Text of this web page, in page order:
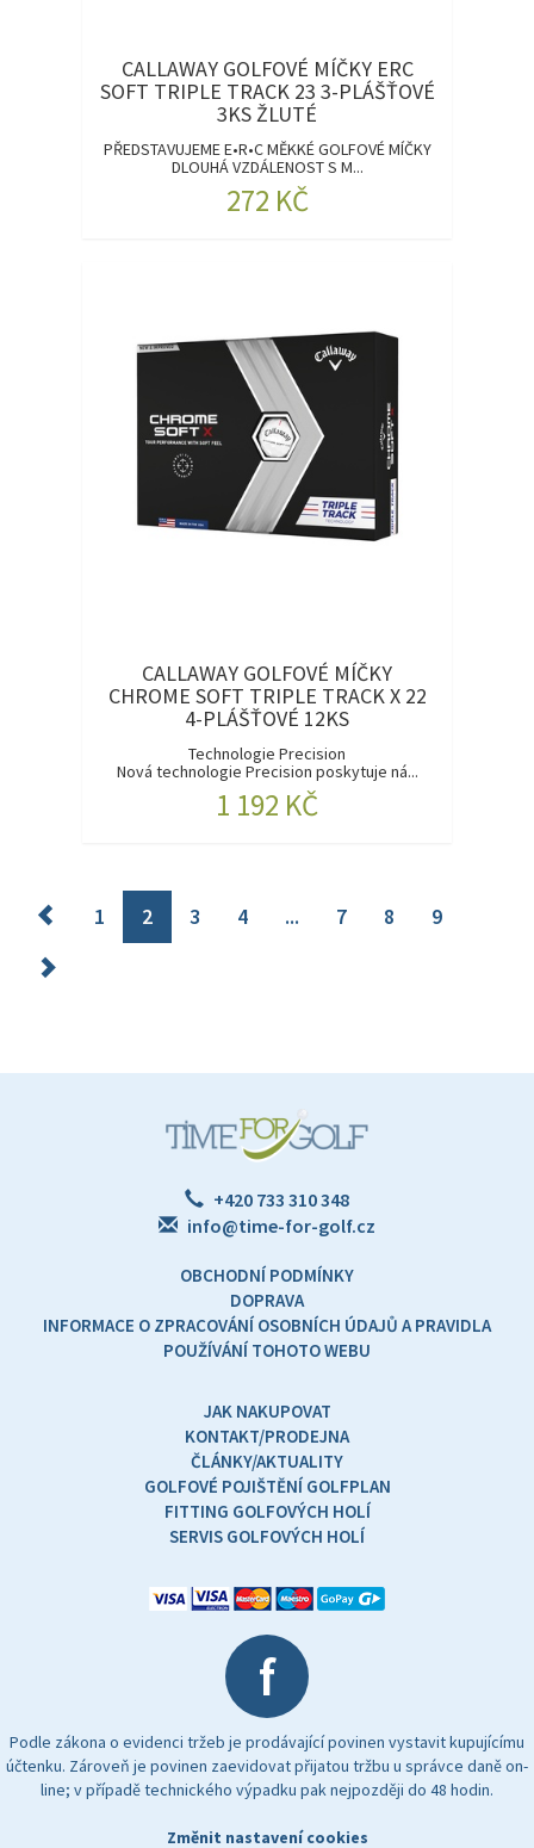
CALLAWAY GOLFOVÉ MÍČKY ERC
SOFT TRIPLE TRACK 23 3-PLÁŠŤOVÉ
3KS ŽLUTÉ
PŘEDSTAVUJEME E•R•C MĚKKÉ GOLFOVÉ MÍČKY
DLOUHÁ VZDÁLENOST S M...
272 KČ
CALLAWAY GOLFOVÉ MÍČKY
CHROME SOFT TRIPLE TRACK X 22
4-PLÁŠŤOVÉ 12KS
Technologie Precision
Nová technologie Precision poskytuje ná...
1 192 KČ
1 2 3 4 ... 7 8 9
+420 733 310 348
info@time-for-golf.cz
OBCHODNÍ PODMÍNKY
DOPRAVA
INFORMACE O ZPRACOVÁNÍ OSOBNÍCH ÚDAJŮ A PRAVIDLA
POUŽÍVÁNÍ TOHOTO WEBU
JAK NAKUPOVAT
KONTAKT/PRODEJNA
ČLÁNKY/AKTUALITY
GOLFOVÉ POJIŠTĚNÍ GOLFPLAN
FITTING GOLFOVÝCH HOLÍ
SERVIS GOLFOVÝCH HOLÍ
f
Podle zákona o evidenci tržeb je prodávající povinen vystavit kupujícímu
účtenku. Zároveň je povinen zaevidovat přijatou tržbu u správce daně on-
line; v případě technického výpadku pak nejpozději do 48 hodin.
Změnit nastavení cookies